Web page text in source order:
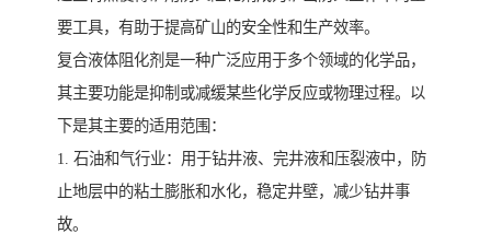
要工具，有助于提高矿山的安全性和生产效率。
复合液体阻化剂是一种广泛应用于多个领域的化学品，
其主要功能是抑制或减缓某些化学反应或物理过程。以
下是其主要的适用范围：
1. 石油和气行业：用于钻井液、完井液和压裂液中，防
止地层中的粘土膨胀和水化，稳定井壁，减少钻井事
故。